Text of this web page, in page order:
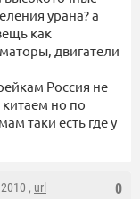
урана? а
как
двигатели
Россия не
но по
таки есть где у
0
, url